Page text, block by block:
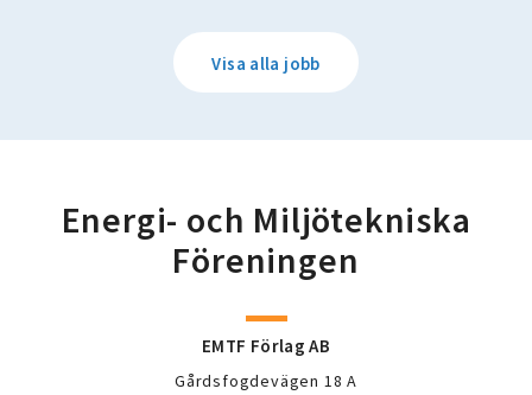
Visa alla jobb
Energi- och Miljötekniska
Föreningen
EMTF Förlag AB
Gårdsfogdevägen 18 A